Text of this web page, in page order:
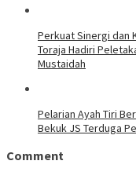
Perkuat Sinergi dan
Toraja Hadiri
Mustaidah
Pelarian Ayah Tiri
Bekuk JS Terduga
Comment